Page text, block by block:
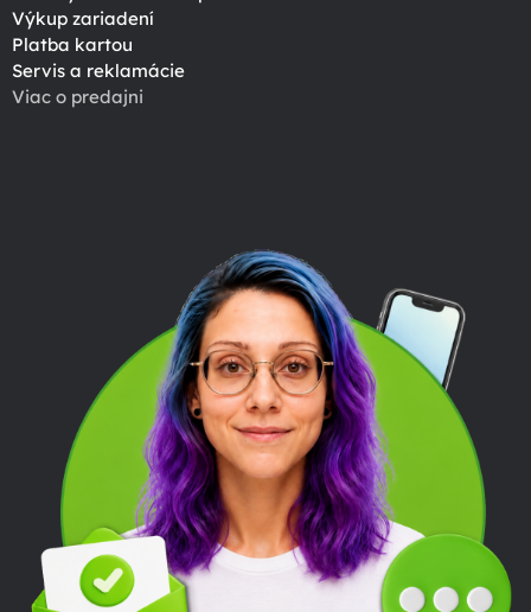
Výkup zariadení
Platba kartou
Servis a reklamácie
Viac o predajni